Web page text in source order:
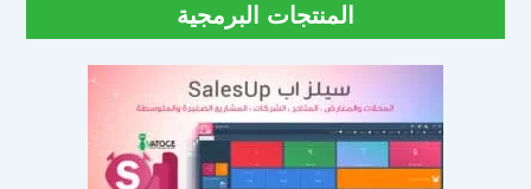
المنتجات البرمجية